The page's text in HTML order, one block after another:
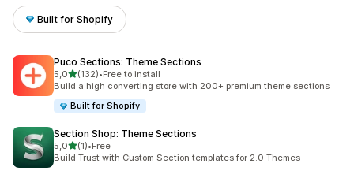
Built for Shopify
Puco Sections: Theme Sections
5,0av 5 stjerner
(132)
Totalt 132 omtaler
•Free to install
Build a high converting store with 200+ premium theme sections
Built for Shopify
Section Shop: Theme Sections
5,0av 5 stjerner
(1)
Totalt 1 omtaler
•Free
Build Trust with Custom Section templates for 2.0 Themes